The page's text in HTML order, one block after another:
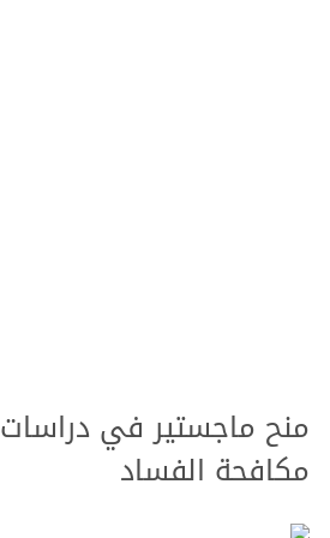
منح ماجستير في دراسات
مكافحة الفساد